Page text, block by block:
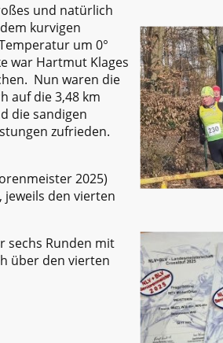
und natürlich
kurvigen
um 0°
war Hartmut Klages
Nun waren die
auf die 3,48 km
die sandigen
zufrieden.
2025)
den vierten
sechs Runden mit
über den vierten